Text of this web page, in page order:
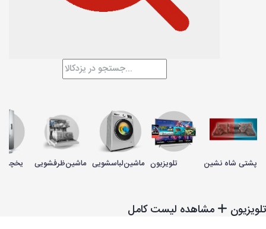
پشتی شاه نشین تلویزیون ماشین‌لباسشویی ماشین‌ظرفشویی
تلویزیون مشاهده لیست کامل